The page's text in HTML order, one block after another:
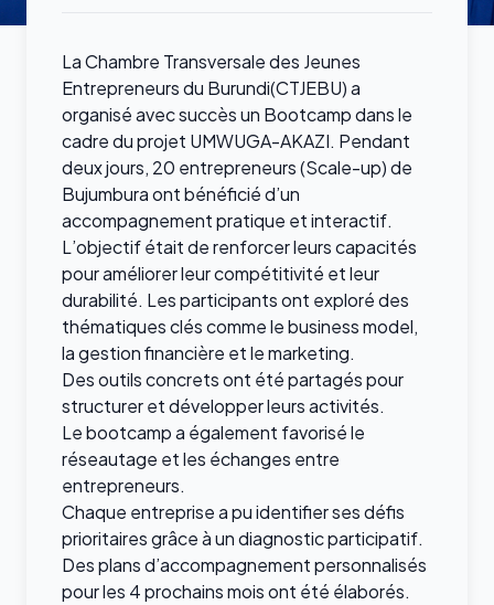
La Chambre Transversale des Jeunes
Entrepreneurs du Burundi(CTJEBU) a
organisé avec succès un Bootcamp dans le
cadre du projet UMWUGA-AKAZI. Pendant
deux jours, 20 entrepreneurs (Scale-up) de
Bujumbura ont bénéficié d’un
accompagnement pratique et interactif.
L’objectif était de renforcer leurs capacités
pour améliorer leur compétitivité et leur
durabilité. Les participants ont exploré des
thématiques clés comme le business model,
la gestion financière et le marketing.
Des outils concrets ont été partagés pour
structurer et développer leurs activités.
Le bootcamp a également favorisé le
réseautage et les échanges entre
entrepreneurs.
Chaque entreprise a pu identifier ses défis
prioritaires grâce à un diagnostic participatif.
Des plans d’accompagnement personnalisés
pour les 4 prochains mois ont été élaborés.